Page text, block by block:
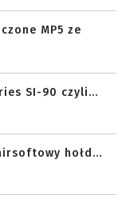
MP5 ze
SI-90 czyli...
hołd...